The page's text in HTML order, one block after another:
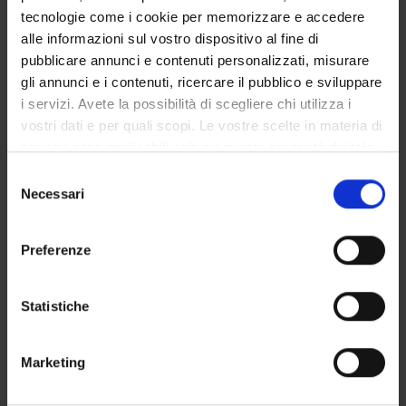
tecnologie come i cookie per memorizzare e accedere
alle informazioni sul vostro dispositivo al fine di
pubblicare annunci e contenuti personalizzati, misurare
gli annunci e i contenuti, ricercare il pubblico e sviluppare
i servizi. Avete la possibilità di scegliere chi utilizza i
vostri dati e per quali scopi. Le vostre scelte in materia di
modificare o revocare il proprio consenso in qualsiasi
momento dalla Dichiarazione sui cookie o facendo clic
raccogliere informazioni sulla tua posizione
geografica, con un'approssimazione di qualche
Identificare il tuo dispositivo, scansionandolo
delNecessari
Preferenze
Statistiche
Marketing
Arti e Geografie
AREE DI RICERCA
DOTTORATI DI RICERCA